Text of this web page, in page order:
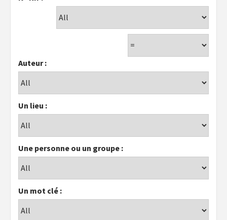
Auteur :
Un lieu :
Une personne ou un groupe :
Un mot clé :